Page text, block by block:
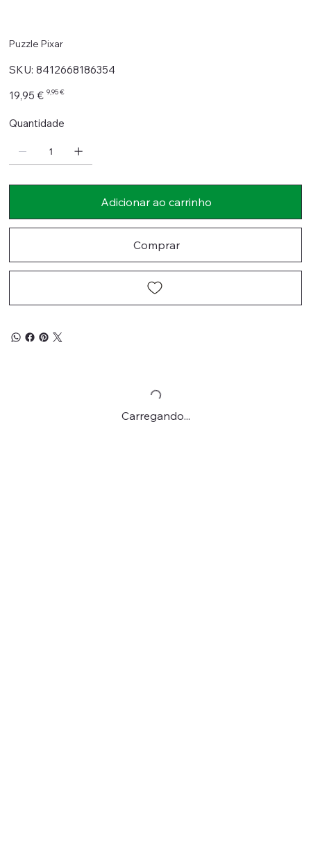
Puzzle Pixar
SKU: SKU
8412668186354
8412668186354
Preço
original
19,95 € Preço
9,95 €
Quantidade
Adicionar ao carrinho
Comprar
Carregando...